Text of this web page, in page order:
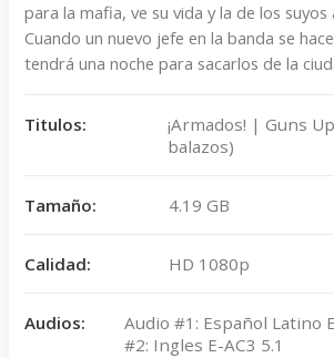
para la mafia, ve su vida y la de los suyos
Cuando un nuevo jefe en la banda se
tendrá una noche para sacarlos de la
Titulos:
¡Armados! | Guns
balazos)
Tamaño: 4.19 GB
Calidad: HD 1080p
Audios:
Audio #1: Español Latino
#2: Ingles E-AC3 5.1